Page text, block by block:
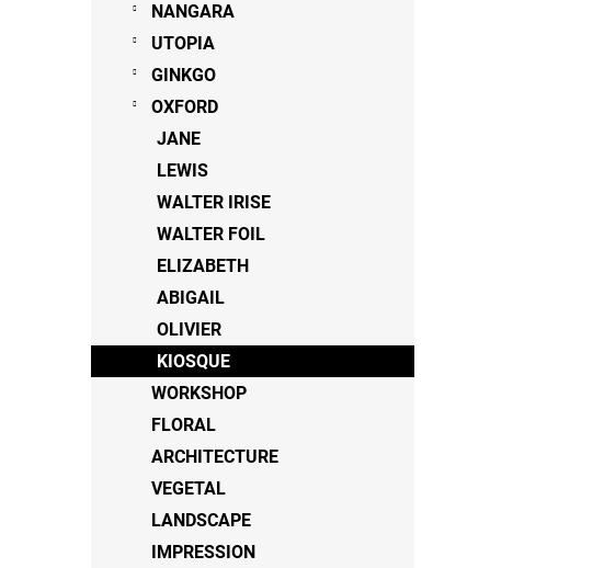
NANGARA
UTOPIA
GINKGO
OXFORD
JANE
LEWIS
WALTER IRISE
WALTER FOIL
ELIZABETH
ABIGAIL
OLIVIER
KIOSQUE
WORKSHOP
FLORAL
ARCHITECTURE
VEGETAL
LANDSCAPE
IMPRESSION